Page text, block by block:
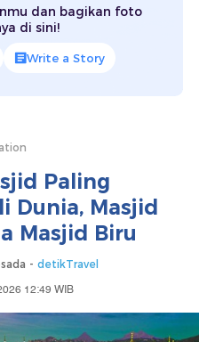
dan bagikan foto
di sini!
Write a Story
Paling
Dunia, Masjid
Masjid Biru
- detikTravel
12:49 WIB